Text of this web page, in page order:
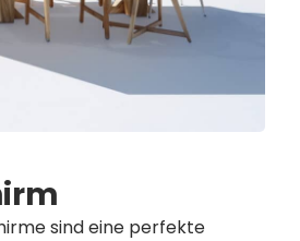
sind eine perfekte